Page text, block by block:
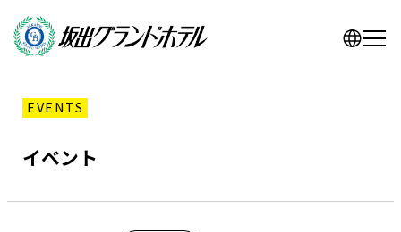
EVENTS
イベント